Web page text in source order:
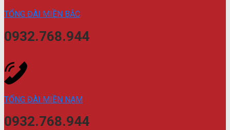
TỔNG ĐÀI MIỀN BẮC
0932.768.944
TỔNG ĐÀI MIỀN NAM
0932.768.944